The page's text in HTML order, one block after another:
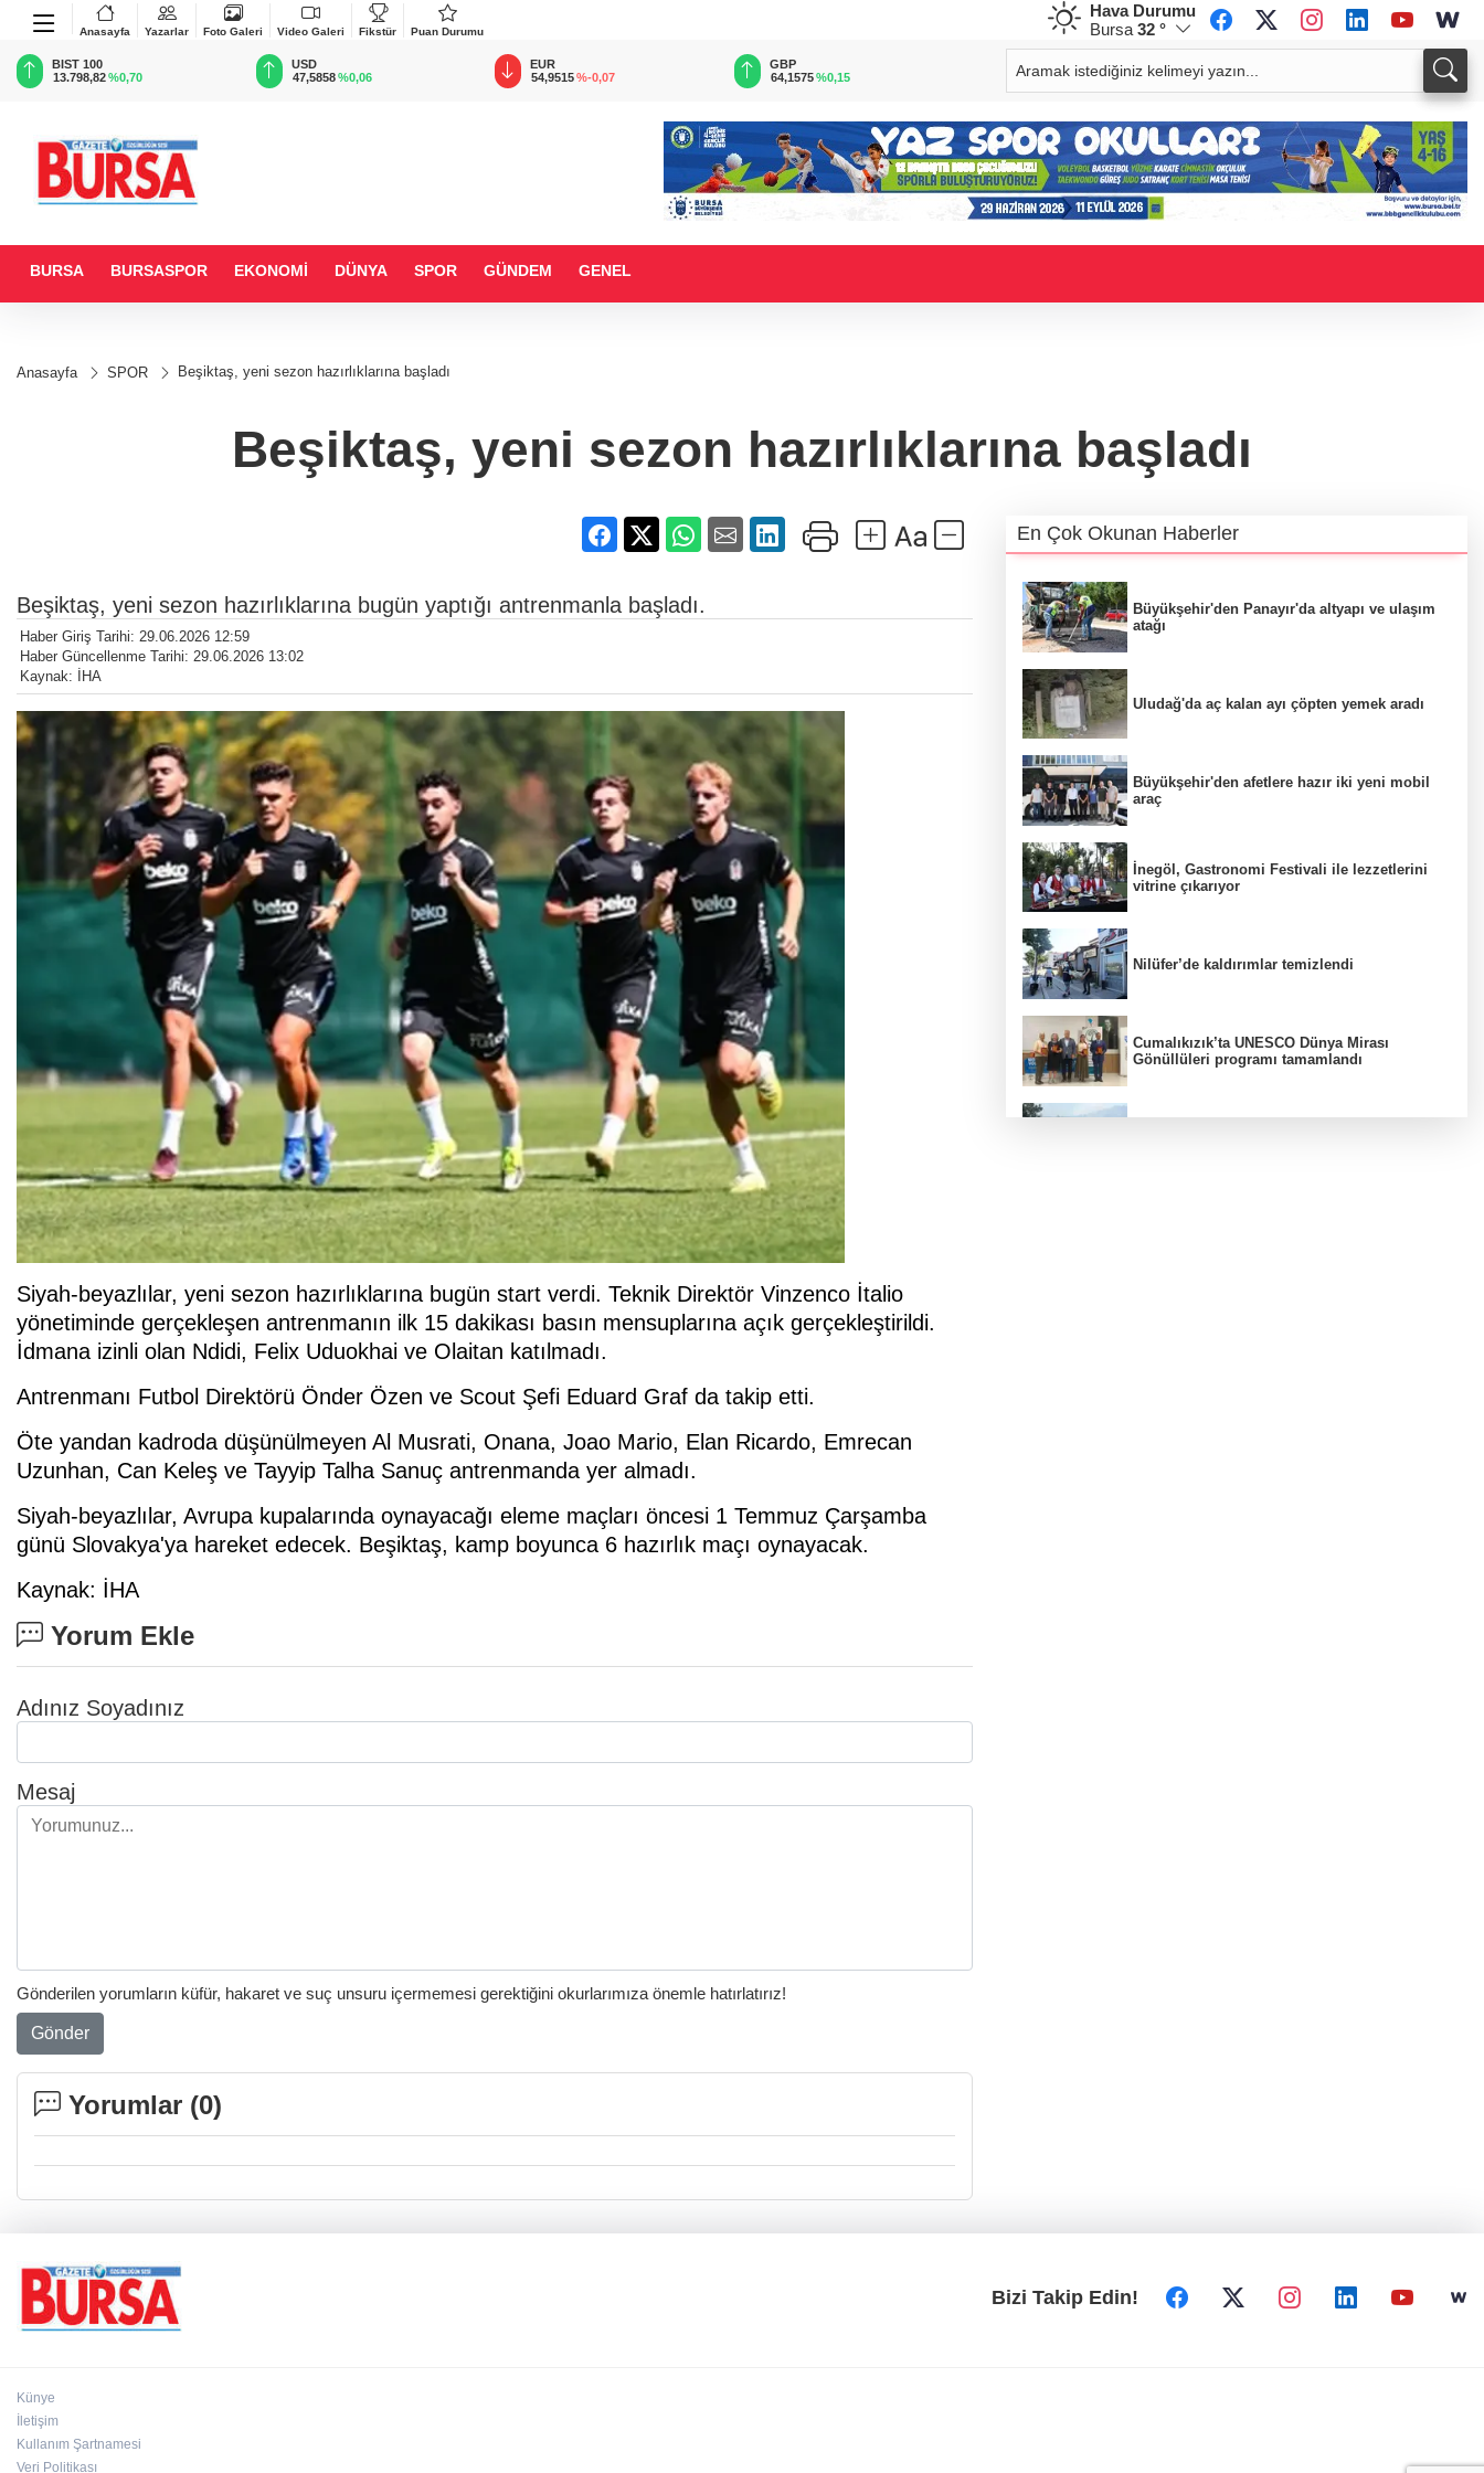
Anasayfa Yazarlar Foto Galeri Video Galeri Fikstür Puan Durumu
Hava Durumu
Bursa 32 °
BIST 100
13.798,82%0,70
USD
47,5858 %0,06
EUR
54,9515%-0,07
GBP
64,1575 %0,15
CHF
58,5607%-0,61
33,9466
BURSA BURSASPOR EKONOMİ DÜNYA SPOR GÜNDEM GENEL
Anasayfa SPOR Beşiktaş, yeni sezon hazırlıklarına başladı
Beşiktaş, yeni sezon hazırlıklarına başladı
Beşiktaş, yeni sezon hazırlıklarına bugün yaptığı antrenmanla başladı.
Haber Giriş Tarihi: 29.06.2026 12:59
Haber Güncellenme Tarihi: 29.06.2026 13:02
Kaynak: İHA
Siyah-beyazlılar, yeni sezon hazırlıklarına bugün start verdi. Teknik Direktör Vinzenco İtalio
yönetiminde gerçekleşen antrenmanın ilk 15 dakikası basın mensuplarına açık gerçekleştirildi.
İdmana izinli olan Ndidi, Felix Uduokhai ve Olaitan katılmadı.
Antrenmanı Futbol Direktörü Önder Özen ve Scout Şefi Eduard Graf da takip etti.
Öte yandan kadroda düşünülmeyen Al Musrati, Onana, Joao Mario, Elan Ricardo, Emrecan
Uzunhan, Can Keleş ve Tayyip Talha Sanuç antrenmanda yer almadı.
Siyah-beyazlılar, Avrupa kupalarında oynayacağı eleme maçları öncesi 1 Temmuz Çarşamba
günü Slovakya'ya hareket edecek. Beşiktaş, kamp boyunca 6 hazırlık maçı oynayacak.
Kaynak: İHA
Yorum Ekle
Adınız Soyadınız
Mesaj
Gönderilen yorumların küfür, hakaret ve suç unsuru içermemesi gerektiğini okurlarımıza önemle hatırlatırız!
Gönder
Yorumlar (0)
En Çok Okunan Haberler
Büyükşehir'den Panayır'da altyapı ve ulaşım
atağı
Uludağ'da aç kalan ayı çöpten yemek aradı
Büyükşehir'den afetlere hazır iki yeni mobil
araç
İnegöl, Gastronomi Festivali ile lezzetlerini
vitrine çıkarıyor
Nilüfer’de kaldırımlar temizlendi
Cumalıkızık’ta UNESCO Dünya Mirası
Gönüllüleri programı tamamlandı
Bizi Takip Edin!
Künye
İletişim
Kullanım Şartnamesi
Veri Politikası